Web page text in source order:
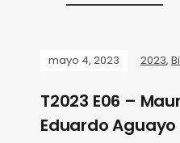
mayo 4, 2023 2023,
T2023 E06 –
Eduardo Aguayo